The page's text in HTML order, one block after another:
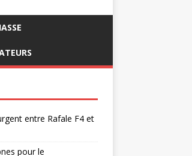
entre Rafale F4 et
pour le